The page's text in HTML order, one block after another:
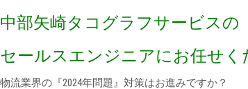
中部矢崎タコグラフサービスの
セールスエンジニアにお任せく
物流業界の『2024年問題』対策はお進みですか？